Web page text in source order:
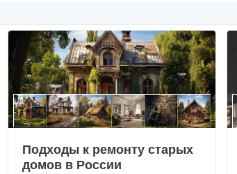
Подходы к ремонту старых
домов в России